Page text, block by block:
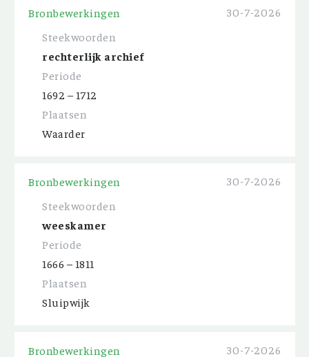
Bronbewerkingen
30-7-2026
Steekwoorden
rechterlijk archief
Periode
1692 – 1712
Plaatsen
Waarder
Bronbewerkingen
30-7-2026
Steekwoorden
weeskamer
Periode
1666 – 1811
Plaatsen
Sluipwijk
Bronbewerkingen
30-7-2026